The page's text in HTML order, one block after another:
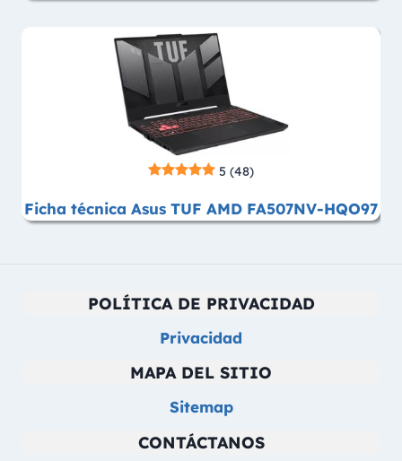
5 (48)
Ficha técnica Asus TUF AMD FA507NV-HQO97
POLÍTICA DE PRIVACIDAD
Privacidad
MAPA DEL SITIO
Sitemap
CONTÁCTANOS